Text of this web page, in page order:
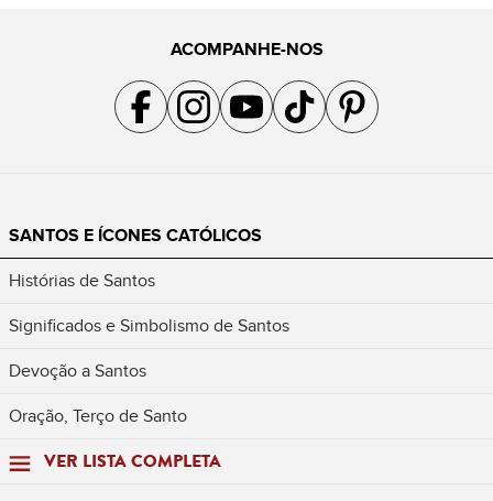
ACOMPANHE-NOS
Acompanhe a gente no Facebook
Acompanhe a gente no Instagram
Acompanhe a gente no YouTube
Acompanhe a gente no TikTok
Acompanhe a gente no
SANTOS E ÍCONES CATÓLICOS
Histórias de Santos
Significados e Simbolismo de Santos
Devoção a Santos
Oração, Terço de Santo
VER LISTA COMPLETA